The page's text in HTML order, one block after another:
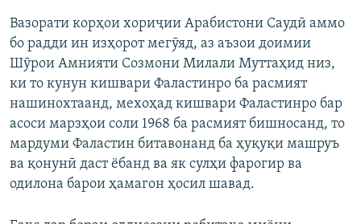
Вазорати корҳои хориҷии Арабистони Саудӣ аммо
бо радди ин изҳорот мегӯяд, аз аъзои доимии
Шӯрои Амнияти Созмони Милали Муттаҳид низ,
ки то кунун кишвари Фаластинро ба расмият
нашинохтаанд, мехоҳад кишвари Фаластинро бар
асоси марзҳои соли 1968 ба расмият бишносанд, то
мардуми Фаластин битавонанд ба ҳуқуқи машруъ
ва қонунӣ даст ёбанд ва як сулҳи фарогир ва
одилона барои ҳамагон ҳосил шавад.